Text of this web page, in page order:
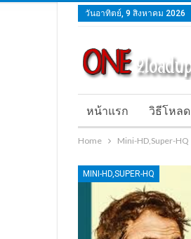
วันอาทิตย์, 9 สิงหาคม 2026
หน้าแรก วิธีโหลด
Home Mini-HD,Super-HQ
MINI-HD,SUPER-HQ